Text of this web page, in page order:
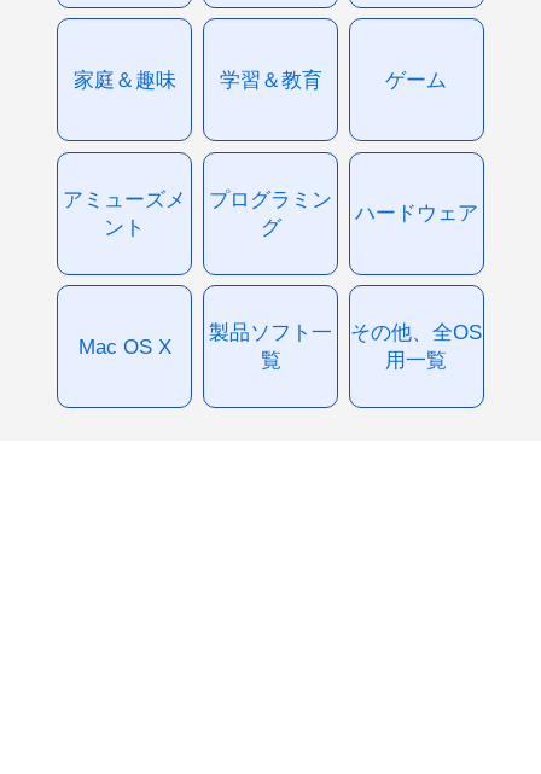
家庭＆趣味 学習＆教育 ゲーム
アミューズメ
ント
プログラミン
グ
ハードウェア
Mac OS X
製品ソフト一
覧
その他、全OS
用一覧